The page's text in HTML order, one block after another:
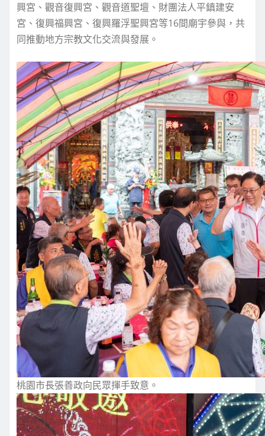
興宮、觀音復興宮、觀音道聖壇、財團法人平鎮建安
宮、復興福興宮、復興羅浮聖興宮等16間廟宇參與，共
同推動地方宗教文化交流與發展。
桃園市長張善政向民眾揮手致意。